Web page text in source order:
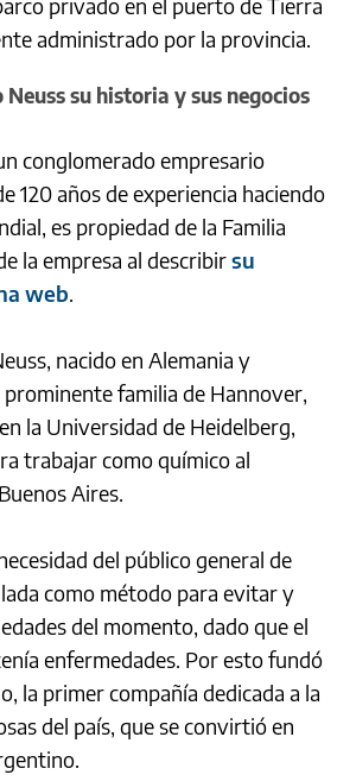
privado en el puerto de Tierra
administrado por la provincia.
su historia y sus negocios
conglomerado empresario
120 años de experiencia haciendo
es propiedad de la Familia
la empresa al describirsu
web.
nacido en Alemania y
familia de Hannover,
la Universidad de Heidelberg,
trabajar como químico al
Aires.
del público general de
como método para evitar y
del momento, dado que el
enfermedades. Por esto fundó
la primer compañía dedicada a la
del país, que se convirtió en